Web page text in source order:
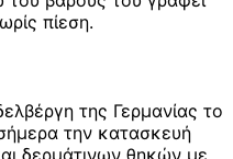
πίεση.
της Γερμανίας το
την κατασκευή
δερμάτινων θηκών με